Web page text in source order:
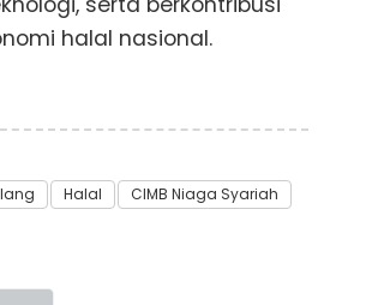
halal nasional.
Halal CIMB Niaga Syariah